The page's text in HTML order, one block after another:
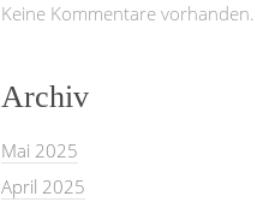
Keine Kommentare vorhanden.
Archiv
Mai 2025
April 2025